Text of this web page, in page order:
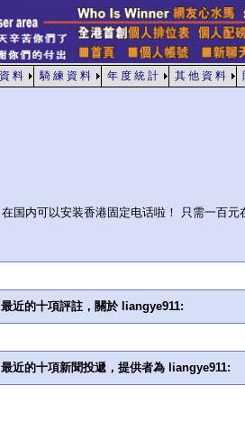
料 騎 練 資 料 年 度 統 計 其 他 資 料
在国内可以安装香港固定电话啦！ 只需一百
最近的十項評註，關於 liangye911:
最近的十項新聞投遞，提供者為 liangye911: